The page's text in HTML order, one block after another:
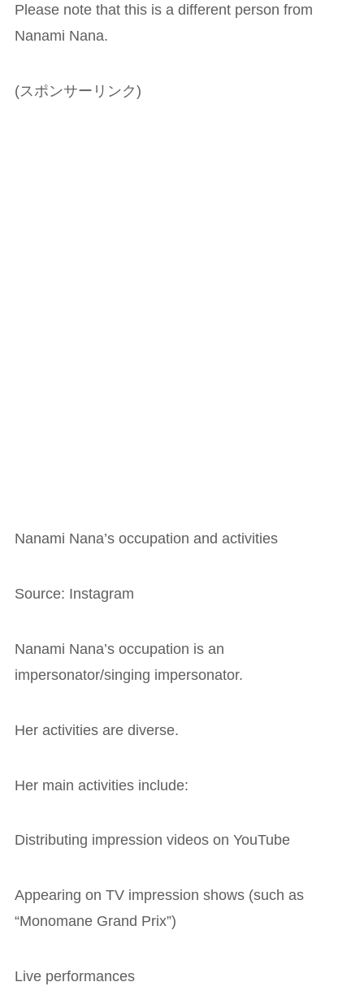
Please note that this is a different person from
Nanami Nana.
(スポンサーリンク)
Nanami Nana’s occupation and activities
Source: Instagram
Nanami Nana’s occupation is an
impersonator/singing impersonator.
Her activities are diverse.
Her main activities include:
Distributing impression videos on YouTube
Appearing on TV impression shows (such as
“Monomane Grand Prix”)
Live performances